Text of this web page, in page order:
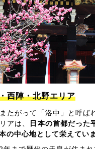
西陣・北野エリア
たがって「洛中」と呼ば
アは、
日本の首都だった
の中心地として栄えてい